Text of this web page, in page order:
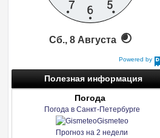
Powered by
DaysPedia.com
Сб., 8 Августа
Полезная информация
Погода
Погода в Санкт-Петербурге
Gismeteo
Прогноз на 2 недели